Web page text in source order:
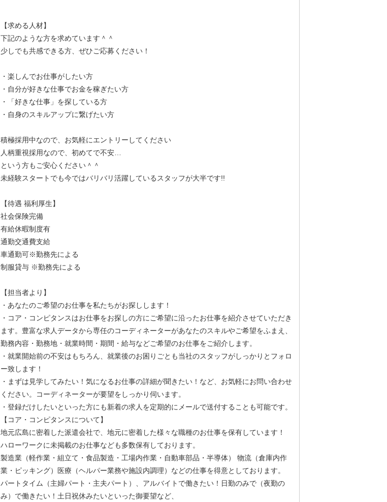
【求める人材】
下記のような方を求めています＾＾
少しでも共感できる方、ぜひご応募ください！
・楽しんでお仕事がしたい方
・自分が好きな仕事でお金を稼ぎたい方
・「好きな仕事」を探している方
・自身のスキルアップに繋げたい方
積極採用中なので、お気軽にエントリーしてください
人柄重視採用なので、初めてで不安…
という方もご安心ください＾＾
未経験スタートでも今ではバリバリ活躍しているスタッフが大半です!!
【待遇 福利厚生】
社会保険完備
有給休暇制度有
通勤交通費支給
車通勤可※勤務先による
制服貸与 ※勤務先による
【担当者より】
・あなたのご希望のお仕事を私たちがお探しします！
・コア・コンピタンスはお仕事をお探しの方にご希望に沿ったお仕事を紹介させていただき
ます。豊富な求人データから専任のコーディネーターがあなたのスキルやご希望をふまえ、
勤務内容・勤務地・就業時間・期間・給与などご希望のお仕事をご紹介します。
・就業開始前の不安はもちろん、就業後のお困りごとも当社のスタッフがしっかりとフォロ
ー致します！
・まずは見学してみたい！気になるお仕事の詳細が聞きたい！など、お気軽にお問い合わせ
ください。コーディネーターが要望をしっかり伺います。
・登録だけしたいといった方にも新着の求人を定期的にメールで送付することも可能です。
【コア・コンピタンスについて】
地元広島に密着した派遣会社で、地元に密着した様々な職種のお仕事を保有しています！
ハローワークに未掲載のお仕事なども多数保有しております。
製造業（軽作業・組立て・食品製造・工場内作業・自動車部品・半導体） 物流（倉庫内作
業・ピッキング）医療（ヘルパー業務や施設内調理）などの仕事を得意としております。
パートタイム（主婦パート・主夫パート）、アルバイトで働きたい！日勤のみで（夜勤の
み）で働きたい！土日祝休みたいといった御要望など、